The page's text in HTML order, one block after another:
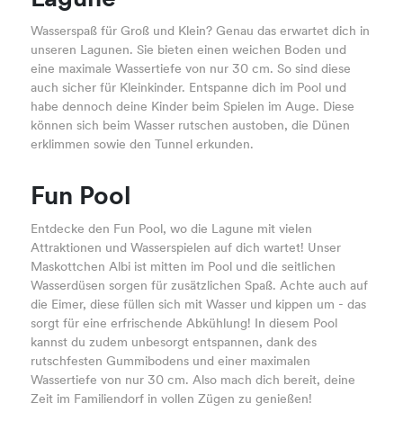
Wasserspaß für Groß und Klein? Genau das erwartet dich in
unseren Lagunen. Sie bieten einen weichen Boden und
eine maximale Wassertiefe von nur 30 cm. So sind diese
auch sicher für Kleinkinder. Entspanne dich im Pool und
habe dennoch deine Kinder beim Spielen im Auge. Diese
können sich beim Wasser rutschen austoben, die Dünen
erklimmen sowie den Tunnel erkunden.
Fun Pool
Entdecke den Fun Pool, wo die Lagune mit vielen
Attraktionen und Wasserspielen auf dich wartet! Unser
Maskottchen Albi ist mitten im Pool und die seitlichen
Wasserdüsen sorgen für zusätzlichen Spaß. Achte auch auf
die Eimer, diese füllen sich mit Wasser und kippen um - das
sorgt für eine erfrischende Abkühlung! In diesem Pool
kannst du zudem unbesorgt entspannen, dank des
rutschfesten Gummibodens und einer maximalen
Wassertiefe von nur 30 cm. Also mach dich bereit, deine
Zeit im Familiendorf in vollen Zügen zu genießen!